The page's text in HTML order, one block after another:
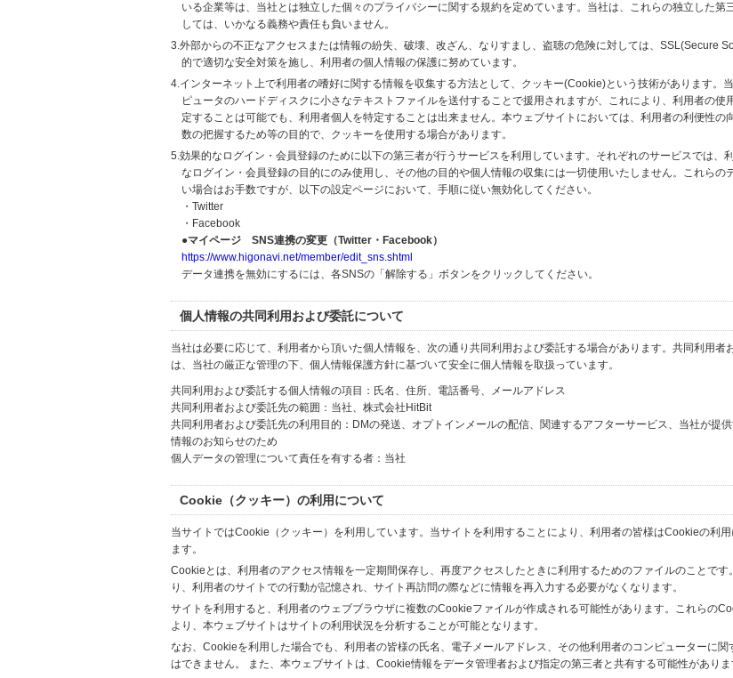
いる企業等は、当社とは独立した個々のプライバシーに関する規約を定めています。当社は、これらの独立した第
しては、いかなる義務や責任も負いません。
3.外部からの不正なアクセスまたは情報の紛失、破壊、改ざん、なりすまし、盗聴の危険に対しては、SSL(Secure
的で適切な安全対策を施し、利用者の個人情報の保護に努めています。
4.インターネット上で利用者の嗜好に関する情報を収集する方法として、クッキー(Cookie)という技術があります。
ピュータのハードディスクに小さなテキストファイルを送付することで援用されますが、これにより、利用者の使
定することは可能でも、利用者個人を特定することは出来ません。本ウェブサイトにおいては、利用者の利便性の
数の把握するため等の目的で、クッキーを使用する場合があります。
5.効果的なログイン・会員登録のために以下の第三者が行うサービスを利用しています。それぞれのサービスでは、
なログイン・会員登録の目的にのみ使用し、その他の目的や個人情報の収集には一切使用いたしません。これらの
い場合はお手数ですが、以下の設定ページにおいて、手順に従い無効化してください。
・Twitter
・Facebook
●マイページ SNS連携の変更（Twitter・Facebook）
https://www.higonavi.net/member/edit_sns.shtml
データ連携を無効にするには、各SNSの「解除する」ボタンをクリックしてください。
個人情報の共同利用および委託について
当社は必要に応じて、利用者から頂いた個人情報を、次の通り共同利用および委託する場合があります。共同利用者
は、当社の厳正な管理の下、個人情報保護方針に基づいて安全に個人情報を取扱っています。
共同利用および委託する個人情報の項目：氏名、住所、電話番号、メールアドレス
共同利用者および委託先の範囲：当社、株式会社HitBit
共同利用者および委託先の利用目的：DMの発送、オプトインメールの配信、関連するアフターサービス、当社が提
情報のお知らせのため
個人データの管理について責任を有する者：当社
Cookie（クッキー）の利用について
当サイトではCookie（クッキー）を利用しています。当サイトを利用することにより、利用者の皆様はCookieの利用
ます。
Cookieとは、利用者のアクセス情報を一定期間保存し、再度アクセスしたときに利用するためのファイルのことです
り、利用者のサイトでの行動が記憶され、サイト再訪問の際などに情報を再入力する必要がなくなります。
サイトを利用すると、利用者のウェブブラウザに複数のCookieファイルが作成される可能性があります。これらの
より、本ウェブサイトはサイトの利用状況を分析することが可能となります。
なお、Cookieを利用した場合でも、利用者の皆様の氏名、電子メールアドレス、その他利用者のコンピューターに関
はできません。 また、本ウェブサイトは、Cookie情報をデータ管理者および指定の第三者と共有する可能性がありま